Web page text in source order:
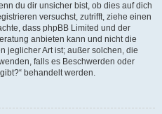
du dir unsicher bist, ob dies auf dich
versuchst, zutrifft, ziehe einen
dass phpBB Limited und der
anbieten kann und nicht die
jeglicher Art ist; außer solchen, die
falls es Beschwerden oder
behandelt werden.